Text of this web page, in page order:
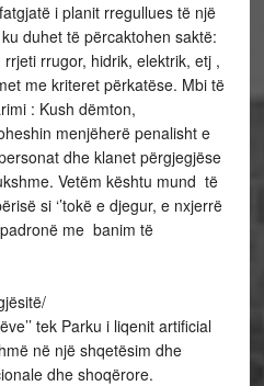
i planit rregullues të një
duhet të përcaktohen saktë:
rrugor, hidrik, elektrik, etj ,
me kriteret përkatëse. Mbi të
: Kush dëmton,
menjëherë penalisht e
dhe klanet përgjegjëse
Vetëm kështu mund të
si ‘’tokë e djegur, e nxjerrë
me banim të
tek Parku i liqenit artificial
në një shqetësim dhe
dhe shoqërore.